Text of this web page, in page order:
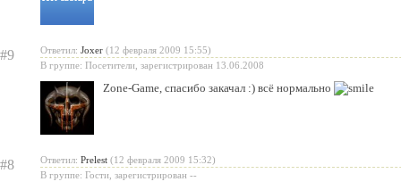
#9 Ответил: Joxer (12 февраля 2009 15:55)
В группе: Посетители, зарегистрирован 13.06.2008
Zone-Game, спасибо закачал :) всё нормально
#8 Ответил: Prelest (12 февраля 2009 15:32)
В группе: Гости, зарегистрирован --